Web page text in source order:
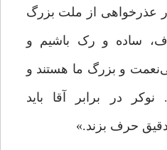
عذرخواهی از ملت بزرگ
ساده و رک باشیم و
و بزرگ ما هستند و
در برابر آقا باید
دقیق حرف بزند.»